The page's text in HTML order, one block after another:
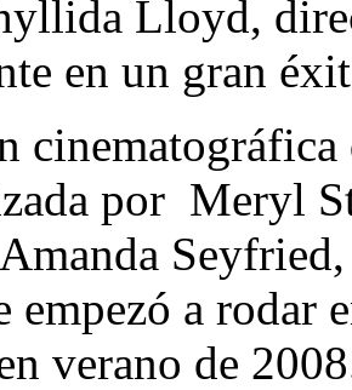
Lloyd,
en un gran
por Meryl
empezó a rodar
verano de